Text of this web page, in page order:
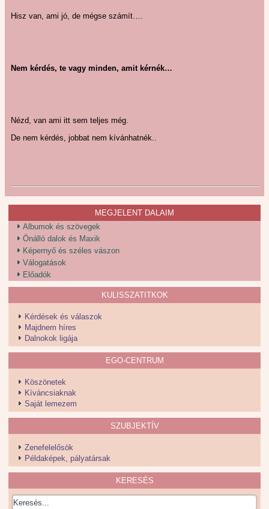
Hisz van, ami jó, de mégse számít….
Nem kérdés, te vagy minden, amit kérnék…
Nézd, van ami itt sem teljes még.
De nem kérdés, jobbat nem kívánhatnék..
MEGJELENT DALAIM
Albumok és szövegek
Önálló dalok és Maxik
Képernyő és széles vászon
Válogatások
Előadók
KULISSZATITKOK
Kérdések és válaszok
Majdnem híres
Dalnokok ligája
EGO-CENTRUM
Köszönetek
Kíváncsiaknak
Saját lemezem
SZUBJEKTÍV
Zenefelelősök
Példaképek, pályatársak
KERESÉS